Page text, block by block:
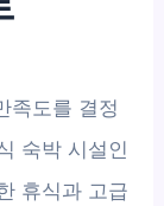
족도를 결정
숙박 시설인
휴식과 고급